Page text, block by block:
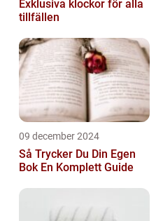
Exklusiva klockor för alla
tillfällen
09 december 2024
Så Trycker Du Din Egen
Bok En Komplett Guide